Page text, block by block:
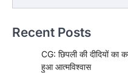
Recent Posts
CG: छिपली की दीदियों
हुआ आत्मविश्वास